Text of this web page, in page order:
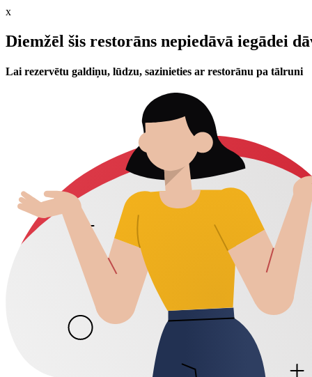
x
Diemžēl šis restorāns nepiedāvā iegādei
Lai rezervētu galdiņu, lūdzu, sazinieties ar restorānu pa tālruni